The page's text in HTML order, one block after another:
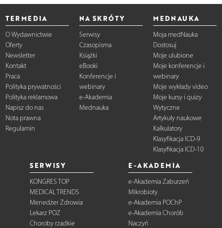
TERMEDIA
O Wydawnictwie
Oferty
Newsletter
Kontakt
Praca
Polityka prywatności
Polityka reklamowa
Napisz do nas
Nota prawna
Regulamin
NA SKRÓTY
Serwisy
Czasopisma
Książki
eBooki
Konferencje i
webinary
e-Akademia
Mednauka
MEDNAUKA
Moja medNauka
Dostosuj
Moje ulubione
Moje konferencje i
webinary
Moje wykłady video
Moje kursy i quizy
Wytyczne
Artykuły naukowe
Kalkulatory
Klasyfikacja ICD-9
Klasyfikacja ICD-10
SERWISY
KONGRES TOP
MEDICAL TRENDS
Menedżer Zdrowia
Lekarz POZ
Choroby rzadkie
E-AKADEMIA
e-Akademia Zaburzeń
Mikrobioty
e-Akademia POChP
e-Akademia Chorób
Naczyń